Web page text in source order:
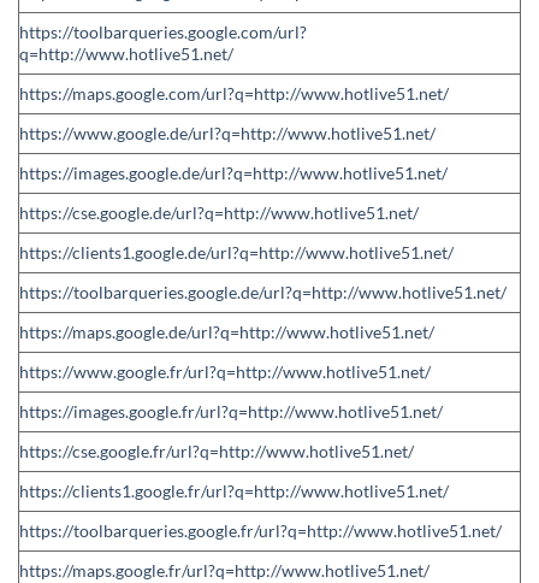
https://toolbarqueries.google.com/url?
q=http://www.hotlive51.net/
https://maps.google.com/url?q=http://www.hotlive51.net/
https://www.google.de/url?q=http://www.hotlive51.net/
https://images.google.de/url?q=http://www.hotlive51.net/
https://cse.google.de/url?q=http://www.hotlive51.net/
https://clients1.google.de/url?q=http://www.hotlive51.net/
https://toolbarqueries.google.de/url?q=http://www.hotlive51.net/
https://maps.google.de/url?q=http://www.hotlive51.net/
https://www.google.fr/url?q=http://www.hotlive51.net/
https://images.google.fr/url?q=http://www.hotlive51.net/
https://cse.google.fr/url?q=http://www.hotlive51.net/
https://clients1.google.fr/url?q=http://www.hotlive51.net/
https://toolbarqueries.google.fr/url?q=http://www.hotlive51.net/
https://maps.google.fr/url?q=http://www.hotlive51.net/